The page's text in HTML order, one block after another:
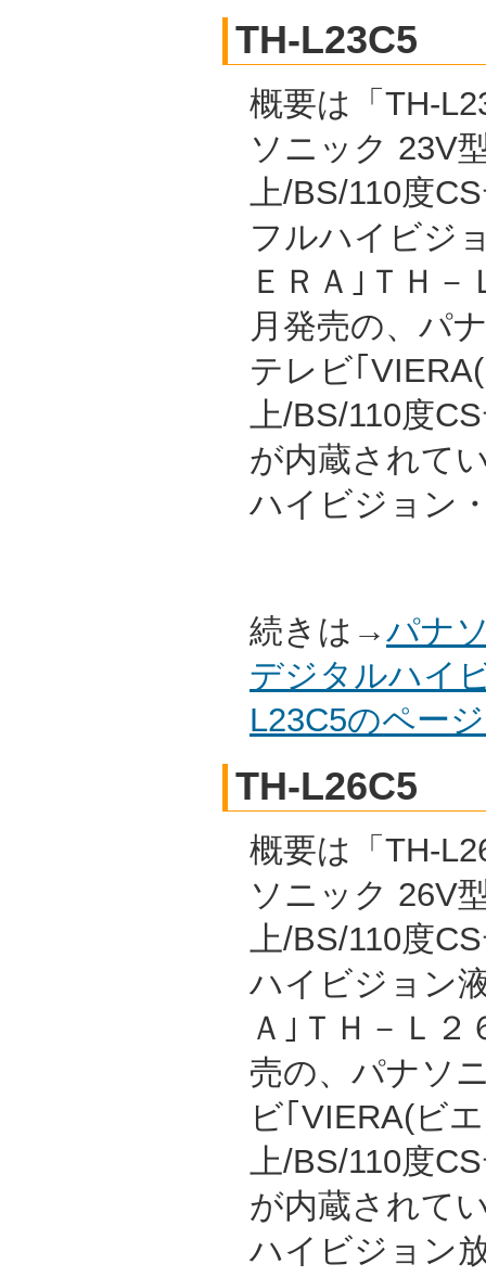
TH-L23C5
概要は「TH-
ソニック 23V
上/BS/110度
フルハイビジ
ＥＲＡ｣ＴＨ－
月発売の、パ
テレビ｢
上/BS/110度
が内蔵されて
ハイビジョン
続きは→パナ
デジタルハイ
L23C5のペー
TH-L26C5
概要は「TH-
ソニック 26V
上/BS/110度
ハイビジョン
Ａ｣ＴＨ－Ｌ２
売の、パナソ
ビ｢VIERA(ビ
上/BS/110度
が内蔵されて
ハイビジョン